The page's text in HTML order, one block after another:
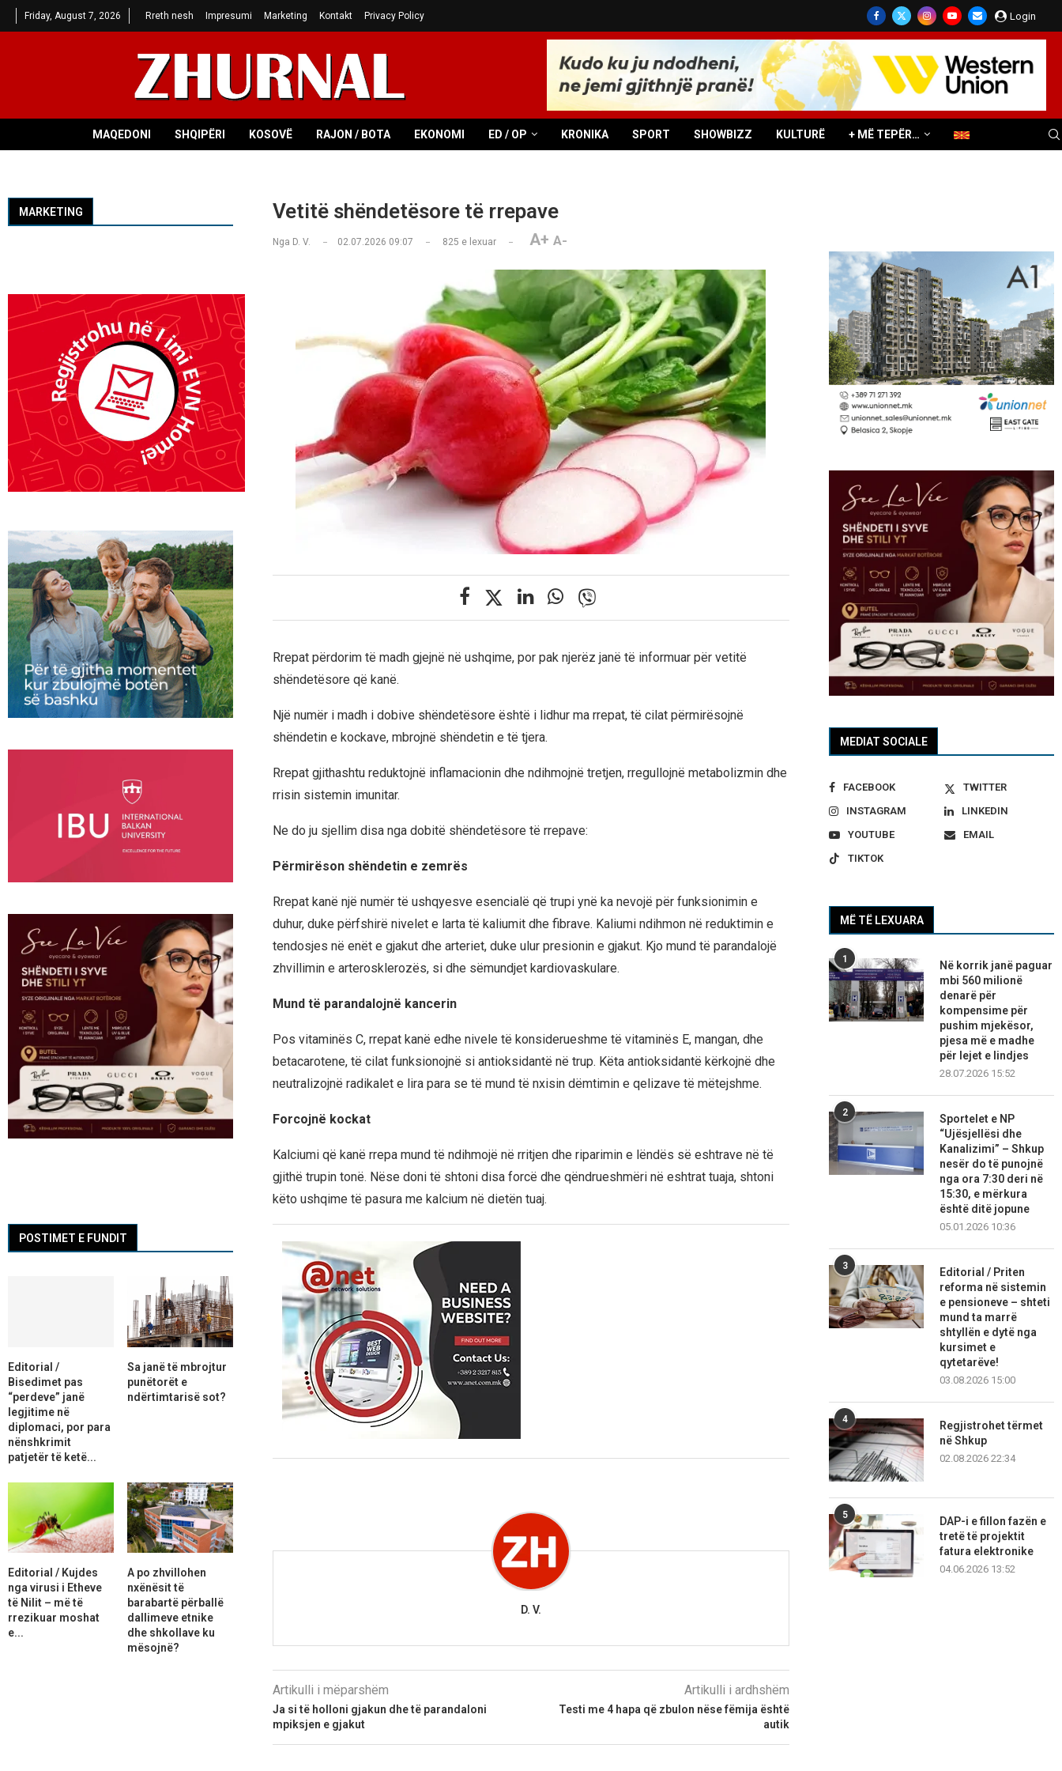
Friday, August 7, 2026 Rreth nesh Impresumi Marketing Kontakt Privacy Policy Login
MAQEDONI SHQIPËRI KOSOVË RAJON / BOTA EKONOMI ED / OP KRONIKA SPORT SHOWBIZZ KULTURË + MË TEPËR…
Vetitë shëndetësore të rrepave
Nga D. V. 02.07.2026 09:07 825 e lexuar A+ A-
Rrepat përdorim të madh gjejnë në ushqime, por pak njerëz janë të informuar për vetitë
shëndetësore që kanë.
Një numër i madh i dobive shëndetësore është i lidhur ma rrepat, të cilat përmirësojnë
shëndetin e kockave, mbrojnë shëndetin e të tjera.
Rrepat gjithashtu reduktojnë inflamacionin dhe ndihmojnë tretjen, rregullojnë metabolizmin dhe
rrisin sistemin imunitar.
Ne do ju sjellim disa nga dobitë shëndetësore të rrepave:
Përmirëson shëndetin e zemrës
Rrepat kanë një numër të ushqyesve esencialë që trupi ynë ka nevojë për funksionimin e
duhur, duke përfshirë nivelet e larta të kaliumit dhe fibrave. Kaliumi ndihmon në reduktimin e
tendosjes në enët e gjakut dhe arteriet, duke ulur presionin e gjakut. Kjo mund të parandalojë
zhvillimin e arterosklerozës, si dhe sëmundjet kardiovaskulare.
Mund të parandalojnë kancerin
Pos vitaminës C, rrepat kanë edhe nivele të konsiderueshme të vitaminës E, mangan, dhe
betacarotene, të cilat funksionojnë si antioksidantë në trup. Këta antioksidantë kërkojnë dhe
neutralizojnë radikalet e lira para se të mund të nxisin dëmtimin e qelizave të mëtejshme.
Forcojnë kockat
Kalciumi që kanë rrepa mund të ndihmojë në rritjen dhe riparimin e lëndës së eshtrave në të
gjithë trupin tonë. Nëse doni të shtoni disa forcë dhe qëndrueshmëri në eshtrat tuaja, shtoni
këto ushqime të pasura me kalcium në dietën tuaj.
D. V.
Artikulli i mëparshëm
Ja si të holloni gjakun dhe të parandaloni
mpiksjen e gjakut
Artikulli i ardhshëm
Testi me 4 hapa që zbulon nëse fëmija është
autik
MEDIAT SOCIALE
FACEBOOK
TWITTER
INSTAGRAM
LINKEDIN
YOUTUBE
EMAIL
TIKTOK
MË TË LEXUARA
1
Në korrik janë paguar
mbi 560 milionë
denarë për
kompensime për
pushim mjekësor,
pjesa më e madhe
për lejet e lindjes
28.07.2026 15:52
2
Sportelet e NP
“Ujësjellësi dhe
Kanalizimi” – Shkup
nesër do të punojnë
nga ora 7:30 deri në
15:30, e mërkura
është ditë jopune
05.01.2026 10:36
3
Editorial / Priten
reforma në sistemin
e pensioneve – shteti
mund ta marrë
shtyllën e dytë nga
kursimet e
qytetarëve!
03.08.2026 15:00
4
Regjistrohet tërmet
në Shkup
02.08.2026 22:34
5
DAP-i e fillon fazën e
tretë të projektit
fatura elektronike
04.06.2026 13:52
MARKETING
POSTIMET E FUNDIT
Editorial /
Bisedimet pas
“perdeve” janë
legjitime në
diplomaci, por para
nënshkrimit
patjetër të ketë...
Sa janë të mbrojtur
punëtorët e
ndërtimtarisë sot?
Editorial / Kujdes
nga virusi i Etheve
të Nilit – më të
rrezikuar moshat
e...
A po zhvillohen
nxënësit të
barabartë përballë
dallimeve etnike
dhe shkollave ku
mësojnë?